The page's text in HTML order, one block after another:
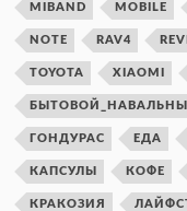
MIBAND MOBILE
NOTE RAV4
TOYOTA XIAOMI
ГОНДУРАС ЕДА
КАПСУЛЫ КОФЕ
КРАКОЗИЯ